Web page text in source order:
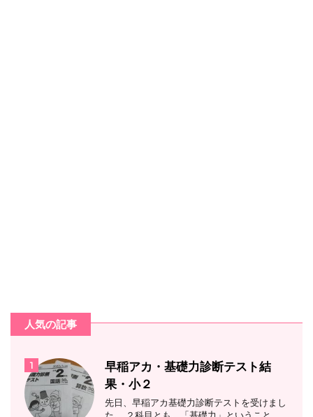
人気の記事
1
早稲アカ・基礎力診断テスト結
果・小２
先日、早稲アカ基礎力診断テストを受けまし